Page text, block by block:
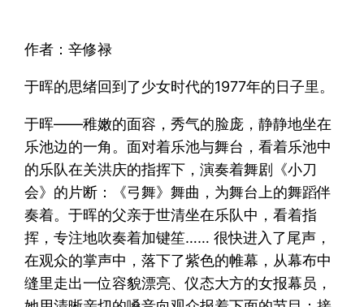
作者：辛修禄
于晖的思绪回到了少女时代的1977年的日子里。
于晖——稚嫩的面容，秀气的脸庞，静静地坐在
乐池边的一角。面对着乐池与舞台，看着乐池中
的乐队在关洪庆的指挥下，演奏着舞剧《小刀
会》的片断：《弓舞》舞曲，为舞台上的舞蹈伴
奏着。于晖的父亲于世清坐在乐队中，看着指
挥，专注地吹奏着加键笙…… 很快进入了尾声，
在观众的掌声中，落下了紫色的帷幕，从幕布中
缝里走出一位容貌漂亮、仪态大方的女报幕员，